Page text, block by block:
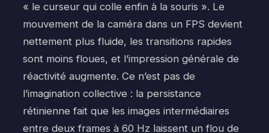
« le curseur qui colle enfin à la souris ». Le
mouvement de la caméra dans un FPS devient
nettement plus fluide, les transitions rapides
sont moins floues, et l’impression générale de
réactivité augmente. Ce n’est pas de
l’imagination collective : la persistance
rétinienne fait que les images intermédiaires
entre deux frames à 60 Hz laissent un flou de